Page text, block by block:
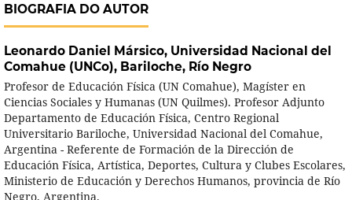
BIOGRAFIA DO AUTOR
Leonardo Daniel Mársico, Universidad Nacional del
Comahue (UNCo), Bariloche, Río Negro
Profesor de Educación Física (UN Comahue), Magíster en
Ciencias Sociales y Humanas (UN Quilmes). Profesor Adjunto
Departamento de Educación Física, Centro Regional
Universitario Bariloche, Universidad Nacional del Comahue,
Argentina - Referente de Formación de la Dirección de
Educación Física, Artística, Deportes, Cultura y Clubes Escolares,
Ministerio de Educación y Derechos Humanos, provincia de Río
Negro, Argentina.